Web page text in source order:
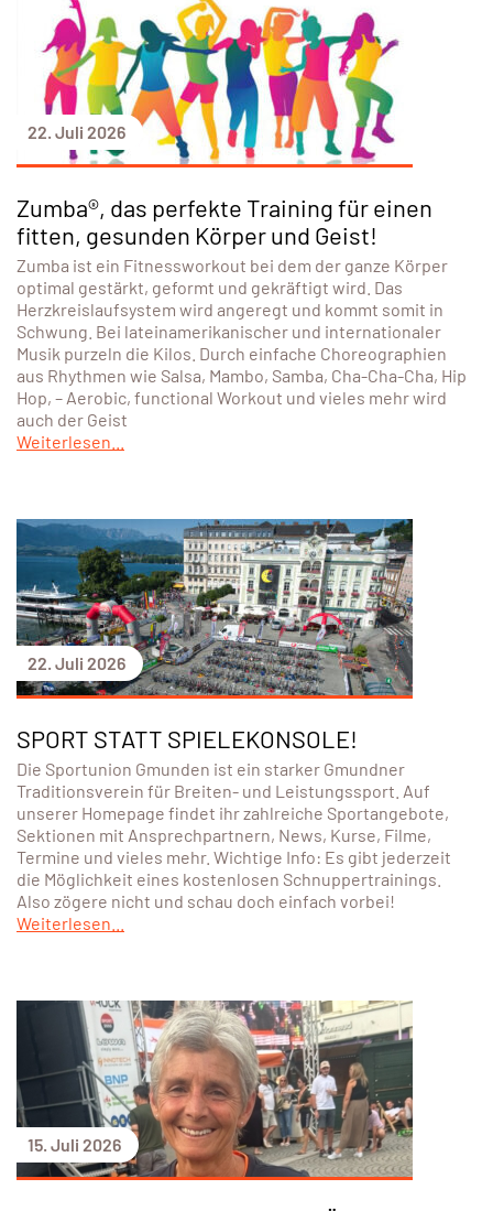
22. Juli 2026
Zumba®, das perfekte Training für einen
fitten, gesunden Körper und Geist!
Zumba ist ein Fitnessworkout bei dem der ganze Körper
optimal gestärkt, geformt und gekräftigt wird. Das
Herzkreislaufsystem wird angeregt und kommt somit in
Schwung. Bei lateinamerikanischer und internationaler
Musik purzeln die Kilos. Durch einfache Choreographien
aus Rhythmen wie Salsa, Mambo, Samba, Cha-Cha-Cha, Hip
Hop, – Aerobic, functional Workout und vieles mehr wird
auch der Geist
Weiterlesen...
22. Juli 2026
SPORT STATT SPIELEKONSOLE!
Die Sportunion Gmunden ist ein starker Gmundner
Traditionsverein für Breiten- und Leistungssport. Auf
unserer Homepage findet ihr zahlreiche Sportangebote,
Sektionen mit Ansprechpartnern, News, Kurse, Filme,
Termine und vieles mehr. Wichtige Info: Es gibt jederzeit
die Möglichkeit eines kostenlosen Schnuppertrainings.
Also zögere nicht und schau doch einfach vorbei!
Weiterlesen...
15. Juli 2026